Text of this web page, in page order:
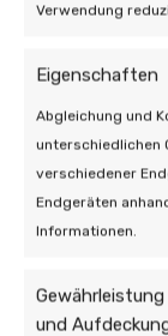
Verwendung
Eigenschaften
Abgleichung und
unterschiedlichen
verschiedener
Endgeräten
Informationen.
und